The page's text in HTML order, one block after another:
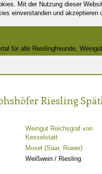
Mit der Nutzung dieser
einverstanden und akzeptieren
für alle Rieslingfreunde,
Riesling
Weingut Reichsgraf von
Kesselstatt
Mosel (Saar, Ruwer)
Weißwein / Riesling